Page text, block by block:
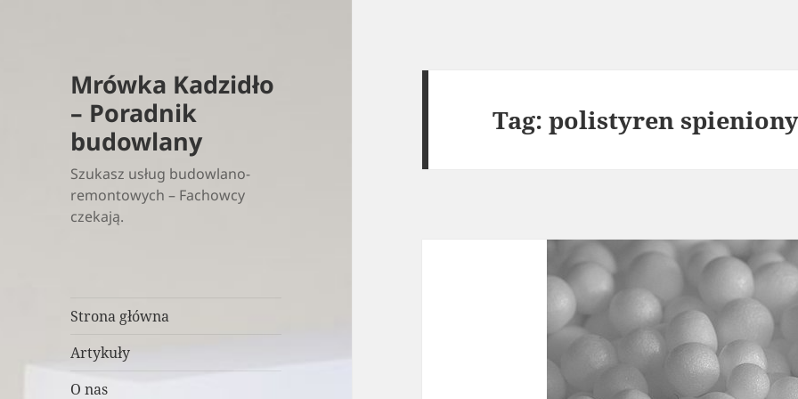
Mrówka Kadzidło
– Poradnik
budowlany
Szukasz usług budowlano-
remontowych – Fachowcy
czekają.
Strona główna
Artykuły
O nas
Tag:polistyren